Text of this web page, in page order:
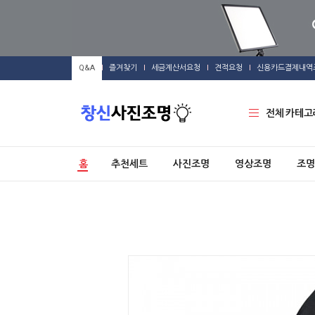
Q&A 즐겨찾기 세금계산서요청 견적요청 신용카드결제내역
전체 카테고
홈 추천세트 사진조명 영상조명 조